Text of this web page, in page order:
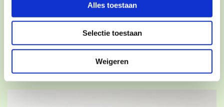
Alles toestaan
Selectie toestaan
Weigeren
Lichaamsgerichte therapie